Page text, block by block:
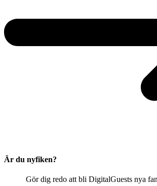
Är du nyfiken?
Gör dig redo att bli DigitalGuests nya